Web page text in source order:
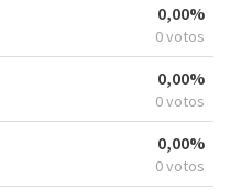
0,00%
0 votos
0,00%
0 votos
0,00%
0 votos